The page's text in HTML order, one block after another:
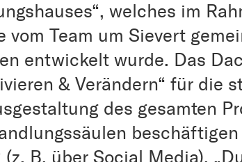
welches im
vom Team um Sievert
entwickelt wurde. Das
& Verändern“ für die
des gesamten
(z. B. über Social Media),